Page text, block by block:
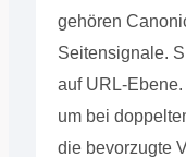
gehören
Seitensignale.
auf URL-
um bei
die bevorzugte